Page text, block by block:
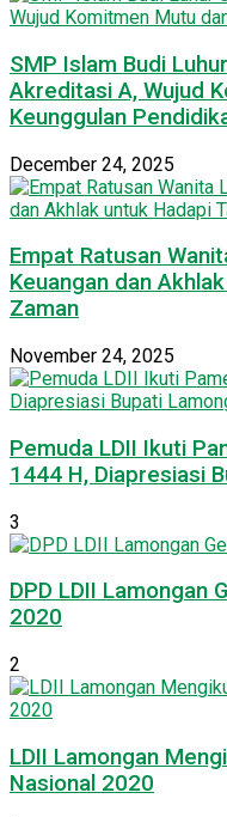
SMP Islam Budi
Akreditasi A, Wujud
Keunggulan
December 24, 2025
Empat Ratusan
Keuangan dan
Zaman
November 24, 2025
Pemuda LDII Ikuti
1444 H, Diapresiasi
3
DPD LDII Lamongan
2020
2
LDII Lamongan
Nasional 2020